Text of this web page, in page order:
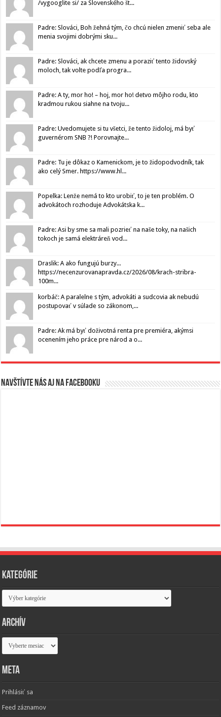
/vygooglite si/ za Slovenského št...
Padre: Slováci, Boh žehná tým, čo chcú nielen zmeniť seba ale
menia svojimi dobrými sku...
Padre: Slováci, ak chcete zmenu a poraziť tento židovský
moloch, tak volte podľa progra...
Padre: A ty, mor ho! – hoj, mor ho! detvo môjho rodu, kto
kradmou rukou siahne na tvoju...
Padre: Uvedomujete si tu všetci, že tento židoloj, má byť
guvernérom SNB ?! Porovnajte...
Padre: Tu je dôkaz o Kamenickom, je to židopodvodník, tak
ako celý Smer. https://www.hl...
Popelka: Lenže nemá to kto urobiť, to je ten problém. O
advokátoch rozhoduje Advokátska k...
Padre: Asi by sme sa mali pozrieť na naše toky, na našich
tokoch je samá elektráreň vod...
Draslik: A ako fungujú burzy...
https://necenzurovanapravda.cz/2026/08/krach-stribra-
100m...
korbáč: A paralelne s tým, advokáti a sudcovia ak nebudú
postupovať v súlade so zákonom,...
Padre: Ak má byť doživotná renta pre premiéra, akýmsi
ocenením jeho práce pre národ a o...
Navštívte nás aj na Facebooku
Kategórie
Kategórie
Archív
Archív
Meta
Prihlásiť sa
Feed záznamov